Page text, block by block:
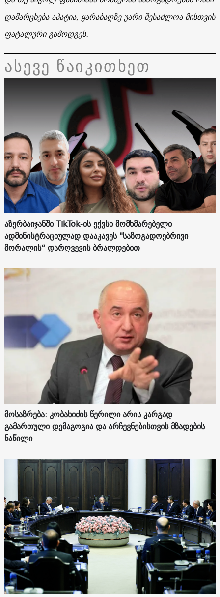
დამარცხება აპატია, ყარაბაღზე უარი შესაძლოა მისთვის
ფატალური გამოდგეს.
ასევე წაიკითხეთ
აზერბაიჯანში TikTok-ის ექვსი მომხმარებელი
ადმინისტრაციულად დააკავეს "საზოგადოებრივი
მორალის“ დარღვევის ბრალდებით
მოსაზრება: კობახიძის წერილი არის კარგად
გამართული დემაგოგია და არჩევნებისთვის მზადების
ნაწილი